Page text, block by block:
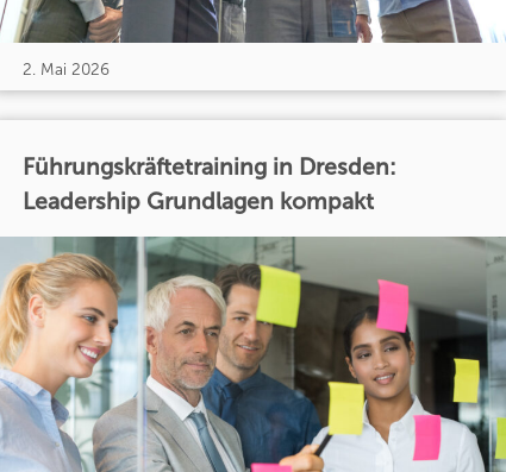
2. Mai 2026
Führungskräftetraining in Dresden:
Leadership Grundlagen kompakt